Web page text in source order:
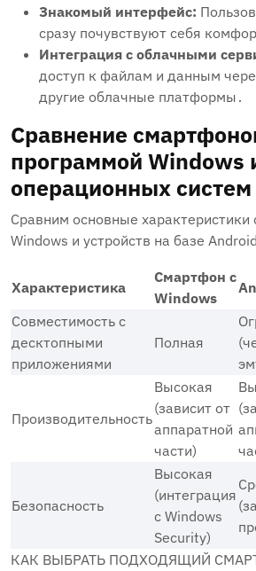
Знакомый интерфейс:
сразу почувствуют себя
Интеграция с облачными
доступ к файлам и данным
другие облачные платформы․
Сравнение
программой Windows
операционных систем
Сравним основные характеристики
Windows и устройств на базе
Характеристика
Смартфон с
Windows
Совместимость с
десктопными
приложениями
Полная
Производительность
Высокая
(зависит от
аппаратной
части)
Безопасность
Высокая
(интеграция
с Windows
Security)
КАК ВЫБРАТЬ ПОДХОДЯЩИЙ